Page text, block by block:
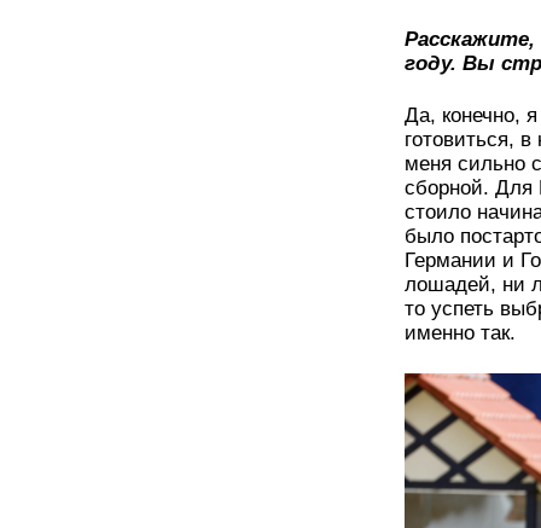
Расскажите,
году. Вы
Да, конечно,
готовиться, в
меня сильно
сборной. Для
стоило
было
Германии и
лошадей, ни
то успеть
именно так.